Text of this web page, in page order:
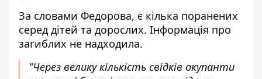
За словами Федорова, є кілька поранених
серед дітей та дорослих. Інформація про
загиблих не надходила.
"Через велику кількість свідків окупанти